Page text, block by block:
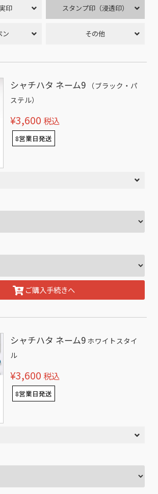
印 スタンプ印（浸透印）
ン その他
シャチハタ ネーム9
（ブラック・パ
ステル）
¥3,600 税込
8営業日発送
ご購入手続きへ
シャチハタ ネーム9 ホワイトスタイ
ル
¥3,600 税込
8営業日発送